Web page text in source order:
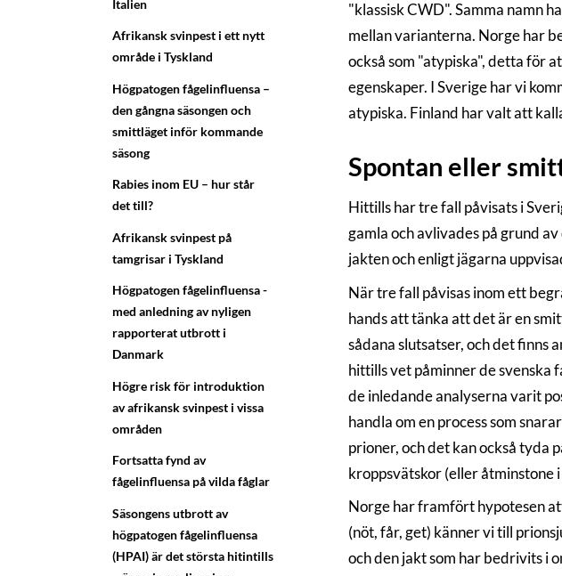
Italien
Afrikansk svinpest i ett nytt
område i Tyskland
Högpatogen fågelinfluensa –
den gångna säsongen och
smittläget inför kommande
säsong
Rabies inom EU – hur står
det till?
Afrikansk svinpest på
tamgrisar i Tyskland
Högpatogen fågelinfluensa -
med anledning av nyligen
rapporterat utbrott i
Danmark
Högre risk för introduktion
av afrikansk svinpest i vissa
områden
Fortsatta fynd av
fågelinfluensa på vilda fåglar
Säsongens utbrott av
högpatogen fågelinfluensa
(HPAI) är det största hitintills
"klassisk CWD". Samma namn
mellan varianterna. Norge har
också som "atypiska", detta för
egenskaper. I Sverige har vi
atypiska. Finland har valt att
Spontan eller
Hittills har tre fall påvisats i
gamla och avlivades på grund
jakten och enligt jägarna
När tre fall påvisas inom ett
hands att tänka att det är en
sådana slutsatser, och det finns
hittills vet påminner de svenska
de inledande analyserna varit
handla om en process som
prioner, och det kan också tyda
kroppsvätskor (eller åtminstone
Norge har framfört hypotesen
(nöt, får, get) känner vi till
och den jakt som har bedrivits i